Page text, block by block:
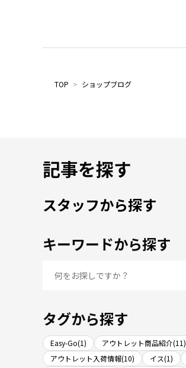
TOP > ショップブログ
記事を探す
スタッフから探す
キーワードから探す
タグから探す
Easy-Go(1) アウトレット商品紹介(11)
アウトレット入荷情報(10)
イス(1)